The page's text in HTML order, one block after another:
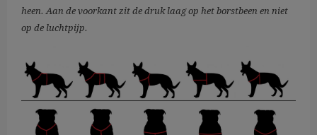
heen. Aan de voorkant zit de druk laag op het borstbeen en niet
op de luchtpijp.